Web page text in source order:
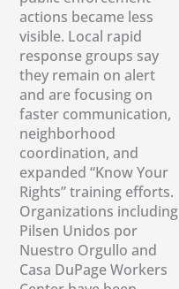
actions became less
visible. Local rapid
response groups say
they remain on alert
and are focusing on
faster communication,
neighborhood
coordination, and
expanded “Know Your
Rights” training efforts.
Organizations including
Pilsen Unidos por
Nuestro Orgullo and
Casa DuPage Workers